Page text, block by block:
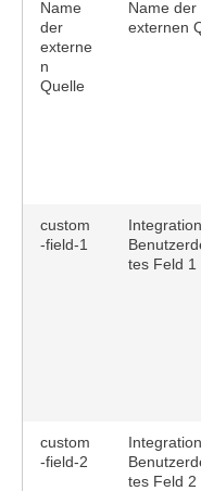
Name
der
externe
n
Quelle
Name der
externen
custom
-field-1
tes Feld 1
custom
-field-2
tes Feld 2